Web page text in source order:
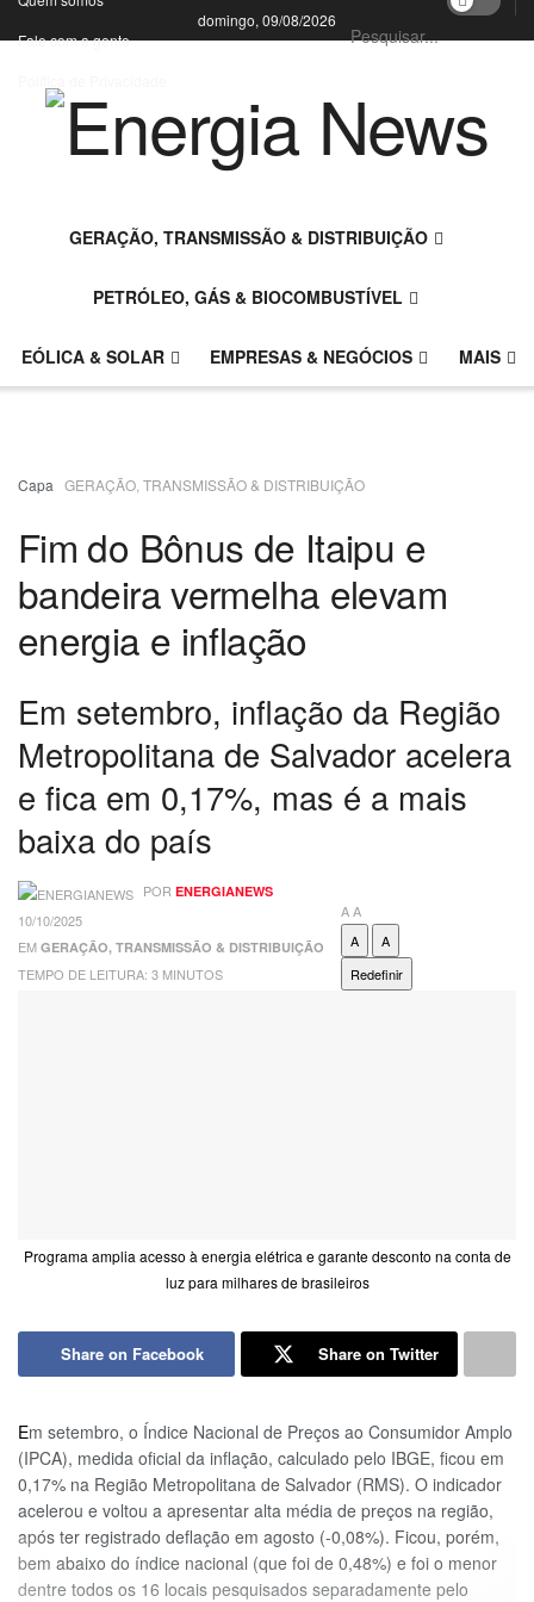
Fale com a gente
domingo, 09/08/2026
GERAÇÃO, TRANSMISSÃO & DISTRIBUIÇÃO
PETRÓLEO, GÁS & BIOCOMBUSTÍVEL
EÓLICA & SOLAR EMPRESAS & NEGÓCIOS MAIS
Capa GERAÇÃO, TRANSMISSÃO & DISTRIBUIÇÃO
Fim do Bônus de Itaipu e
bandeira vermelha elevam
energia e inflação
Em setembro, inflação da Região
Metropolitana de Salvador acelera
e fica em 0,17%, mas é a mais
baixa do país
POR ENERGIANEWS
10/10/2025
EM GERAÇÃO, TRANSMISSÃO & DISTRIBUIÇÃO
TEMPO DE LEITURA: 3 MINUTOS
AA
A
A
Redefinir
Programa amplia acesso à energia elétrica e garante desconto na conta de
luz para milhares de brasileiros
Share on Facebook Share on Twitter
Em setembro, o Índice Nacional de Preços ao Consumidor Amplo
(IPCA), medida oficial da inflação, calculado pelo IBGE, ficou em
0,17% na Região Metropolitana de Salvador (RMS). O indicador
acelerou e voltou a apresentar alta média de preços na região,
após ter registrado deflação em agosto (-0,08%). Ficou, porém,
bem abaixo do índice nacional (que foi de 0,48%) e foi o menor
dentre todos os 16 locais pesquisados separadamente pelo